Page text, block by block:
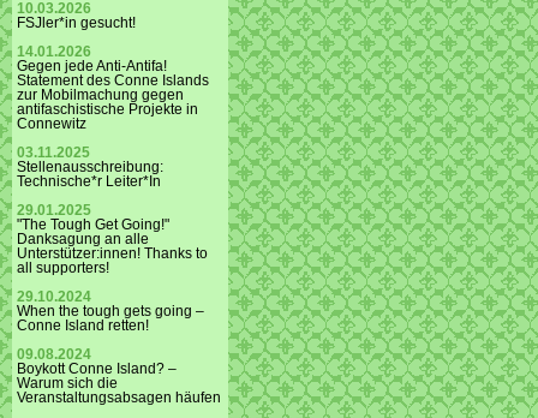
10.03.2026
FSJler*in gesucht!
14.01.2026
Gegen jede Anti-Antifa!
Statement des Conne Islands
zur Mobilmachung gegen
antifaschistische Projekte in
Connewitz
03.11.2025
Stellenausschreibung:
Technische*r Leiter*In
29.01.2025
"The Tough Get Going!"
Danksagung an alle
Unterstützer:innen! Thanks to
all supporters!
29.10.2024
When the tough gets going –
Conne Island retten!
09.08.2024
Boykott Conne Island? –
Warum sich die
Veranstaltungsabsagen häufen